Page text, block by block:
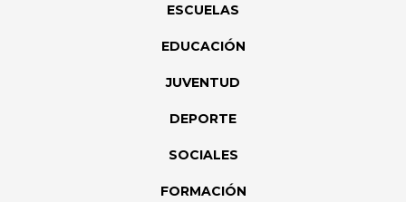
ESCUELAS
EDUCACIÓN
JUVENTUD
DEPORTE
SOCIALES
FORMACIÓN